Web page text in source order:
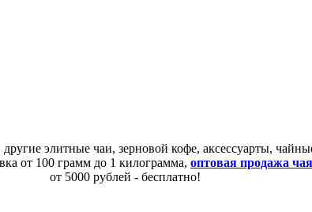
другие элитные чаи, зерновой кофе, аксессуарты,
от 100 грамм до 1 килограмма, оптовая продажа чая
от 5000 рублей - бесплатно!